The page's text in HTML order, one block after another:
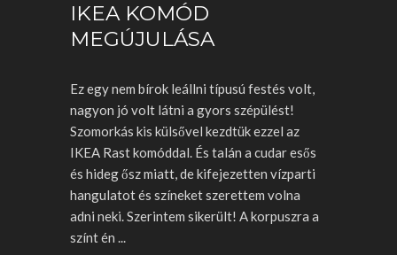
IKEA KOMÓD
MEGÚJULÁSA
Ez egy nem bírok leállni típusú festés volt,
nagyon jó volt látni a gyors szépülést!
Szomorkás kis külsővel kezdtük ezzel az
IKEA Rast komóddal. És talán a cudar esős
és hideg ősz miatt, de kifejezetten vízparti
hangulatot és színeket szerettem volna
adni neki. Szerintem sikerült! A korpuszra a
színt én